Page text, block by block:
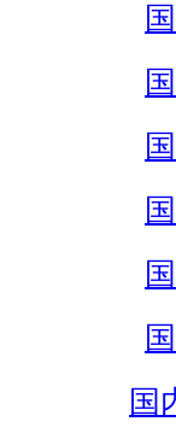
国